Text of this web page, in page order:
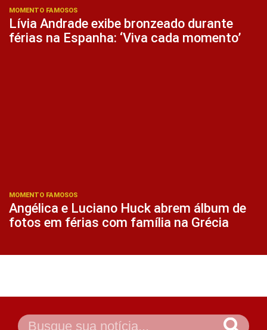
MOMENTO FAMOSOS
Lívia Andrade exibe bronzeado durante
férias na Espanha: ‘Viva cada momento’
MOMENTO FAMOSOS
Angélica e Luciano Huck abrem álbum de
fotos em férias com família na Grécia